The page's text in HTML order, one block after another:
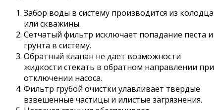
Забор воды в систему производится из колодца
или скважины.
Сетчатый фильтр исключает попадание песта и
грунта в систему.
Обратный клапан не дает возможности
жидкости стекать в обратном направлении при
отключении насоса.
Фильтр грубой очистки улавливает твердые
взвешенные частицы и илистые загрязнения.